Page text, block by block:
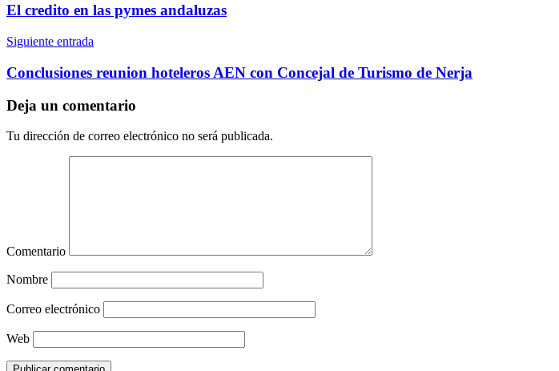
El credito en las pymes andaluzas
Siguiente entrada
Conclusiones reunion hoteleros AEN con Concejal de Turismo de Nerja
Deja un comentario
Tu dirección de correo electrónico no será publicada.
Comentario
Nombre
Correo electrónico
Web